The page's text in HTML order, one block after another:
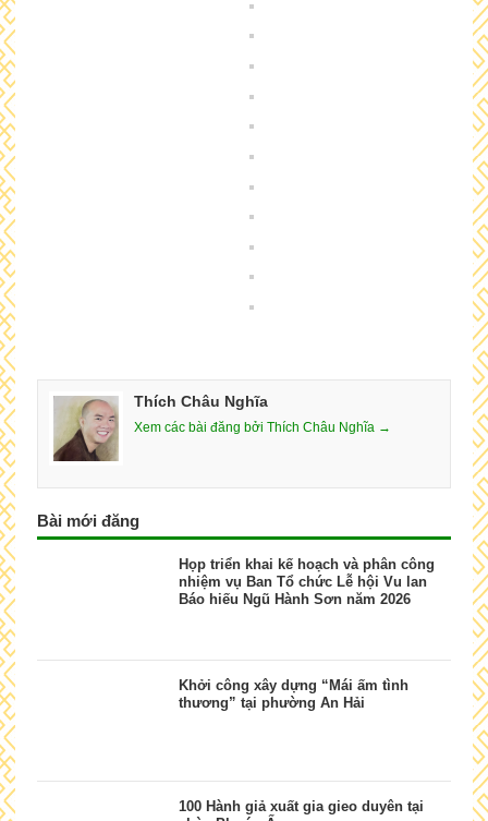
Thích Châu Nghĩa
Xem các bài đăng bởi Thích Châu Nghĩa →
Bài mới đăng
Họp triển khai kế hoạch và phân công
nhiệm vụ Ban Tổ chức Lễ hội Vu lan
Báo hiếu Ngũ Hành Sơn năm 2026
Khởi công xây dựng “Mái ấm tình
thương” tại phường An Hải
100 Hành giả xuất gia gieo duyên tại